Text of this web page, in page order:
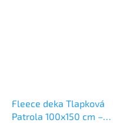
Fleece deka Tlapková
Patrola 100x150 cm –